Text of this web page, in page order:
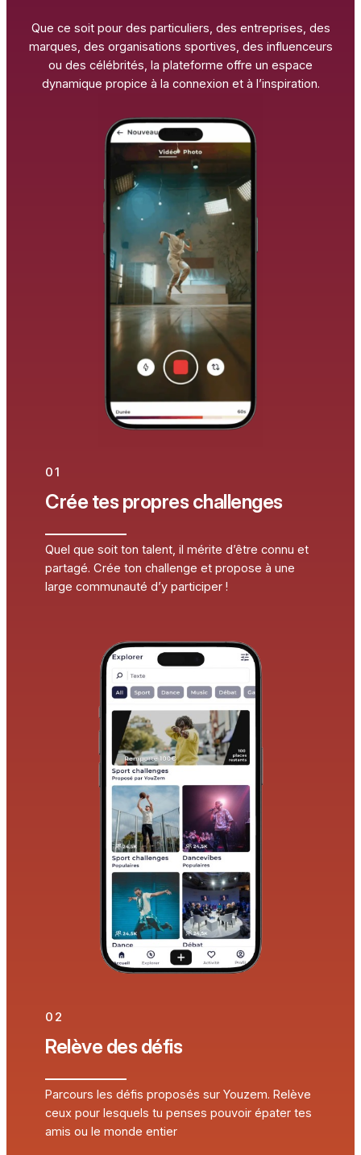
Que ce soit pour des particuliers, des entreprises, des
marques, des organisations sportives, des influenceurs
ou des célébrités, la plateforme offre un espace
dynamique propice à la connexion et à l’inspiration.
01
Crée tes propres challenges
Quel que soit ton talent, il mérite d’être connu et
partagé. Crée ton challenge et propose à une
large communauté d’y participer !
02
Relève des défis
Parcours les défis proposés sur Youzem. Relève
ceux pour lesquels tu penses pouvoir épater tes
amis ou le monde entier